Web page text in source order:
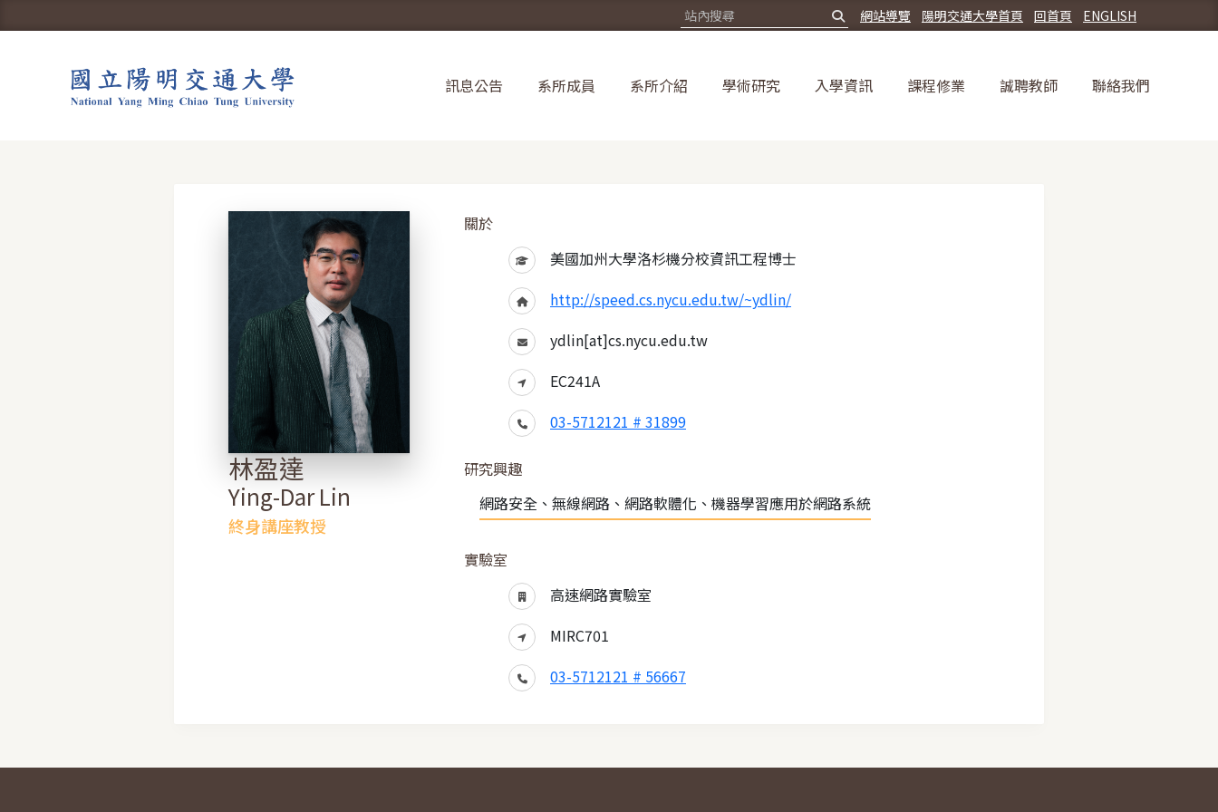
ENGLISH
回首頁
陽明交通大學首頁
網站導覽
訊息公告 系所成員 系所介紹 學術研究 入學資訊 課程修業 誠聘教師 聯絡我們
林盈達
Ying-Dar Lin
終身講座教授
關於
美國加州大學洛杉機分校資訊工程博士
http://speed.cs.nycu.edu.tw/~ydlin/
ydlin[at]cs.nycu.edu.tw
EC241A
03-5712121 # 31899
研究興趣
網路安全、無線網路、網路軟體化、機器學習應用於網路系統
實驗室
高速網路實驗室
MIRC701
03-5712121 # 56667